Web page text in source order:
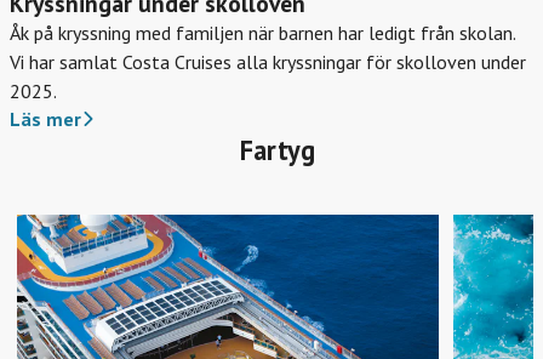
Åk på kryssning med familjen när barnen har ledigt från skolan.
Vi har samlat Costa Cruises alla kryssningar för skolloven under
2025.
Läs mer
Fartyg